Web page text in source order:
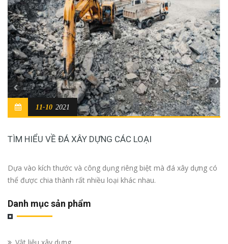
TÌM HIỂU VỀ ĐÁ XÂY DỰNG CÁC LOẠI
11-10 2021
Dựa vào kích thước và công dụng riêng biệt mà đá xây dựng có
thể được chia thành rất nhiều loại khác nhau.
Danh mục sản phẩm